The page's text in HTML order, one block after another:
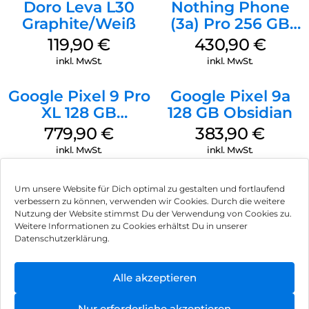
Um unsere Website für Dich optimal zu gestalten und fortlaufend
verbessern zu können, verwenden wir Cookies. Durch die weitere
Nutzung der Website stimmst Du der Verwendung von Cookies zu.
Weitere Informationen zu Cookies erhältst Du in unserer
Datenschutzerklärung.
Alle akzeptieren
Das Phone (4a) entspricht der Schutzklasse IP64 für Staub-
und Wasserbeständigkeit und wurde für bis zu 20 Minuten
bei einer Wassertiefe von 25 cm getestet. Mit neuem,
hochfestem gehärteten Glas auf der Vorder- und Rückseite
sowie mehr Metall bietet es eine 34 % verbesserte
Ultrahelles Display:
Ultrascharfe 1,5K-Auflösung:
Das flexible 1,5K AMOLED-Display mit hoher Auflösung und
13,6 % mehr Pixeln macht Text, Fotos und Videos
außergewöhnlich scharf.
Beeindruckend bei jedem Licht:
Das ultrahelle 4.500-Nits-Display ist 50 % heller, mit 23 %
besserer Sichtbarkeit bei Sonnenlicht. 10-Bit-Farben liefern
1,07 Milliarden lebendige Farbtöne.
Die adaptive Bildwiederholrate wechselt dynamisch
zwischen 30 Hz und 120 Hz. Für flüssige Bewegungen bei
gleichzeitig effizientem Energieverbrauch.
Doro Leva L30
Graphite/Weiß
119,90€
inkl. MwSt.
Nothing Phone
(3a) Pro 256 GB
Grey
430,90 €
inkl. MwSt.
Google Pixel 9 Pro
XL 128 GB
Obsidian
779,90€
inkl. MwSt.
Google Pixel 9a
128 GB Obsidian
383,90€
inkl. MwSt.
Impressum
Können wir Dir behilflich sein?